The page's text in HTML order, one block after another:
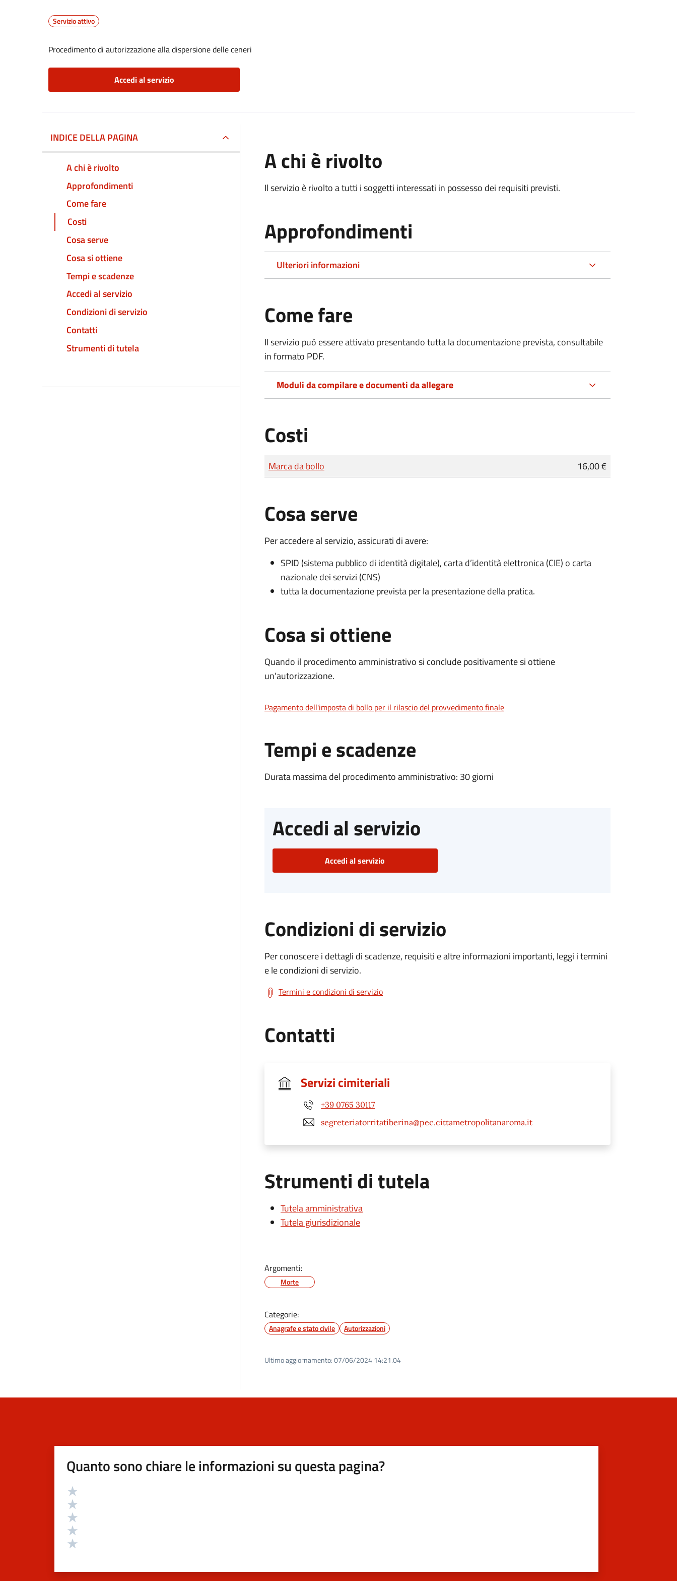
Servizio attivo
Procedimento di autorizzazione alla dispersione delle ceneri
Accedi al servizio
INDICE DELLA PAGINA
A chi è rivolto
Approfondimenti
Come fare
Costi
Cosa serve
Cosa si ottiene
Tempi e scadenze
Accedi al servizio
Condizioni di servizio
Contatti
Strumenti di tutela
A chi è rivolto
Il servizio è rivolto a tutti i soggetti interessati in possesso dei requisiti previsti.
Approfondimenti
Ulteriori informazioni
Come fare
Il servizio può essere attivato presentando tutta la documentazione prevista, consultabile
in formato PDF.
Moduli da compilare e documenti da allegare
Costi
Tipo di pagamento
Importo
Marca da bollo 16,00 €
Cosa serve
Per accedere al servizio, assicurati di avere:
SPID (sistema pubblico di identità digitale), carta d’identità elettronica (CIE) o carta
nazionale dei servizi (CNS)
tutta la documentazione prevista per la presentazione della pratica.
Cosa si ottiene
Quando il procedimento amministrativo si conclude positivamente si ottiene
un'autorizzazione.
Pagamento dell'imposta di bollo per il rilascio del provvedimento finale
Tempi e scadenze
Durata massima del procedimento amministrativo: 30 giorni
Accedi al servizio
Accedi al servizio
Condizioni di servizio
Per conoscere i dettagli di scadenze, requisiti e altre informazioni importanti, leggi i termini
e le condizioni di servizio.
Termini e condizioni di servizio
Contatti
Servizi cimiteriali
+39 0765 30117
segreteriatorritatiberina@pec.cittametropolitanaroma.it
Strumenti di tutela
Tutela amministrativa
Tutela giurisdizionale
Argomenti:
Morte
Categorie:
Anagrafe e stato civile Autorizzazioni
Ultimo aggiornamento:07/06/2024 14:21.04
Quanto sono chiare le informazioni su questa pagina?
Valutazione